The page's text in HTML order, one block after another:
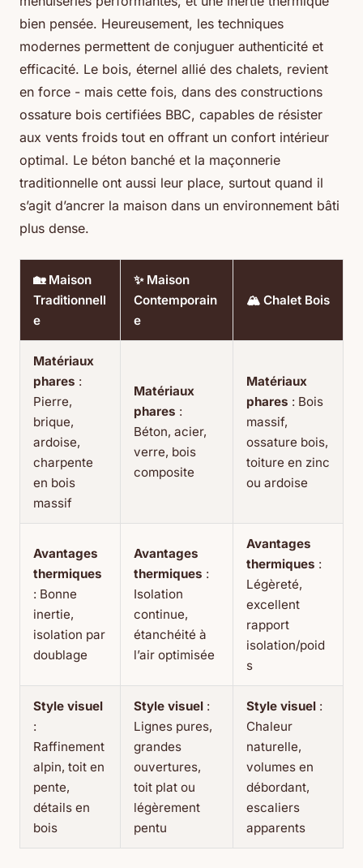
bien pensée. Heureusement, les techniques
modernes permettent de conjuguer authenticité et
efficacité. Le bois, éternel allié des chalets, revient
en force - mais cette fois, dans des constructions
ossature bois certifiées BBC, capables de résister
aux vents froids tout en offrant un confort intérieur
optimal. Le béton banché et la maçonnerie
traditionnelle ont aussi leur place, surtout quand il
s’agit d’ancrer la maison dans un environnement bâti
plus dense.
🏡 Maison
Traditionnell
e
✨ Maison
Contemporain
e
🏔️ Chalet Bois
Matériaux
phares :
Pierre,
brique,
ardoise,
charpente
en bois
massif
Matériaux
phares :
Béton, acier,
verre, bois
composite
Matériaux
phares : Bois
massif,
ossature bois,
toiture en zinc
ou ardoise
Avantages
thermiques
: Bonne
inertie,
isolation par
doublage
Avantages
thermiques :
Isolation
continue,
étanchéité à
l’air optimisée
Avantages
thermiques :
Légèreté,
excellent
rapport
isolation/poid
s
Style visuel
:
Raffinement
alpin, toit en
pente,
détails en
bois
Style visuel :
Lignes pures,
grandes
ouvertures,
toit plat ou
légèrement
pentu
Style visuel :
Chaleur
naturelle,
volumes en
débordant,
escaliers
apparents